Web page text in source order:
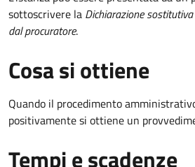
sottoscrivere la Dichiarazione
dal procuratore.
Cosa si ottiene
Quando il procedimento
positivamente si ottiene un
Tempi e scadenze